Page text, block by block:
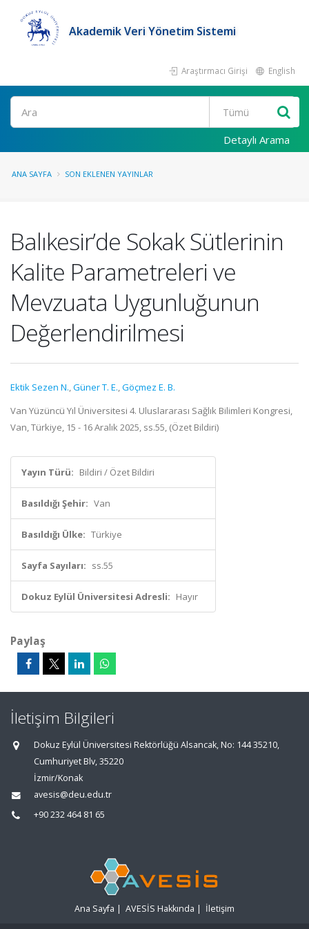
Akademik Veri Yönetim Sistemi
Araştırmacı Girişi English
Ara
Detaylı Arama
ANA SAYFA SON EKLENEN YAYINLAR
Balıkesir’de Sokak Sütlerinin
Kalite Parametreleri ve
Mevzuata Uygunluğunun
Değerlendirilmesi
Ektik Sezen N.,Güner T. E.,Göçmez E. B.
Van Yüzüncü Yıl Üniversitesi 4. Uluslararası Sağlık Bilimleri Kongresi,
Van, Türkiye, 15 - 16 Aralık 2025, ss.55, (Özet Bildiri)
Yayın Türü: Bildiri / Özet Bildiri
Basıldığı Şehir: Van
Basıldığı Ülke: Türkiye
Sayfa Sayıları: ss.55
Dokuz Eylül Üniversitesi Adresli: Hayır
Paylaş
İletişim Bilgileri
Dokuz Eylül Üniversitesi Rektörlüğü Alsancak, No: 144 35210,
Cumhuriyet Blv, 35220
İzmir/Konak
avesis@deu.edu.tr
+90 232 464 81 65
Ana Sayfa | AVESİS Hakkında | İletişim